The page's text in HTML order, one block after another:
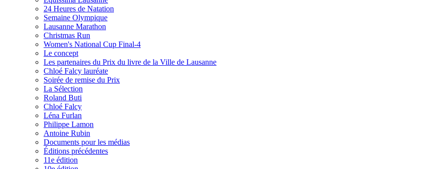
24 Heures de Natation
Semaine Olympique
Lausanne Marathon
Christmas Run
Women's National Cup Final-4
Le concept
Les partenaires du Prix du livre de la Ville de Lausanne
Chloé Falcy lauréate
Soirée de remise du Prix
La Sélection
Roland Buti
Chloé Falcy
Léna Furlan
Philippe Lamon
Antoine Rubin
Documents pour les médias
Éditions précédentes
11e édition